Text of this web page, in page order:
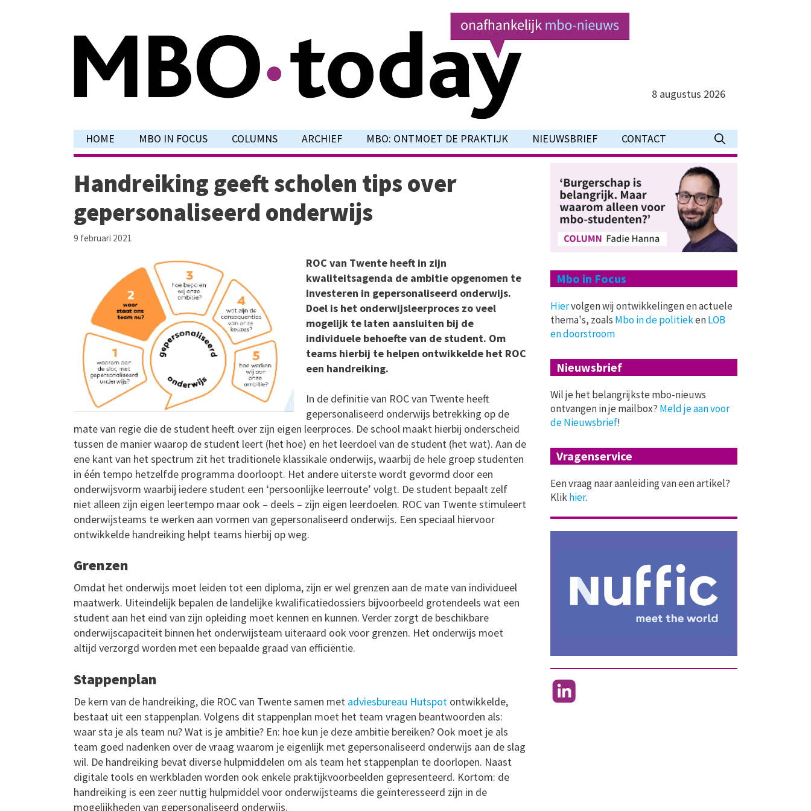
8 augustus 2026
HOME MBO IN FOCUS COLUMNS ARCHIEF MBO: ONTMOET DE PRAKTIJK NIEUWSBRIEF CONTACT
Handreiking geeft scholen tips over
gepersonaliseerd onderwijs
9 februari 2021
ROC van Twente heeft in zijn
kwaliteitsagenda de ambitie opgenomen te
investeren in gepersonaliseerd onderwijs.
Doel is het onderwijsleerproces zo veel
mogelijk te laten aansluiten bij de
individuele behoefte van de student. Om
teams hierbij te helpen ontwikkelde het ROC
een handreiking.
In de definitie van ROC van Twente heeft
gepersonaliseerd onderwijs betrekking op de
mate van regie die de student heeft over zijn eigen leerproces. De school maakt hierbij onderscheid
tussen de manier waarop de student leert (het hoe) en het leerdoel van de student (het wat). Aan de
ene kant van het spectrum zit het traditionele klassikale onderwijs, waarbij de hele groep studenten
in één tempo hetzelfde programma doorloopt. Het andere uiterste wordt gevormd door een
onderwijsvorm waarbij iedere student een ‘persoonlijke leerroute’ volgt. De student bepaalt zelf
niet alleen zijn eigen leertempo maar ook – deels – zijn eigen leerdoelen. ROC van Twente stimuleert
onderwijsteams te werken aan vormen van gepersonaliseerd onderwijs. Een speciaal hiervoor
ontwikkelde handreiking helpt teams hierbij op weg.
Grenzen
Omdat het onderwijs moet leiden tot een diploma, zijn er wel grenzen aan de mate van individueel
maatwerk. Uiteindelijk bepalen de landelijke kwalificatiedossiers bijvoorbeeld grotendeels wat een
student aan het eind van zijn opleiding moet kennen en kunnen. Verder zorgt de beschikbare
onderwijscapaciteit binnen het onderwijsteam uiteraard ook voor grenzen. Het onderwijs moet
altijd verzorgd worden met een bepaalde graad van efficiëntie.
Stappenplan
De kern van de handreiking, die ROC van Twente samen met adviesbureau Hutspot ontwikkelde,
bestaat uit een stappenplan. Volgens dit stappenplan moet het team vragen beantwoorden als:
waar sta je als team nu? Wat is je ambitie? En: hoe kun je deze ambitie bereiken? Ook moet je als
team goed nadenken over de vraag waarom je eigenlijk met gepersonaliseerd onderwijs aan de slag
wil. De handreiking bevat diverse hulpmiddelen om als team het stappenplan te doorlopen. Naast
digitale tools en werkbladen worden ook enkele praktijkvoorbeelden gepresenteerd. Kortom: de
handreiking is een zeer nuttig hulpmiddel voor onderwijsteams die geïnteresseerd zijn in de
mogelijkheden van gepersonaliseerd onderwijs.
Mbo in Focus
Hiervolgen wij ontwikkelingen en actuele
thema's, zoals Mbo in de politiekenLOB
en doorstroom
Nieuwsbrief
Wil je het belangrijkste mbo-nieuws
ontvangen in je mailbox? Meld je aan voor
de Nieuwsbrief!
Vragenservice
Een vraag naar aanleiding van een artikel?
Klikhier.